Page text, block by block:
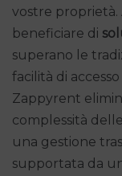
vostre
beneficiare di
superano le
facilità di
Zappyrent
complessità
una gestione
supportata da